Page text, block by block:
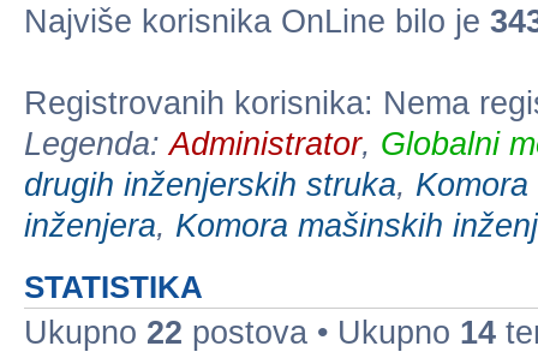
Najviše korisnika OnLine bilo je
Registrovanih korisnika: Nema
Legenda:Administrator, Globalni
drugih inženjerskih struka,
inženjera, Komora mašinskih
STATISTIKA
Ukupno 22 postova • Ukupno 14